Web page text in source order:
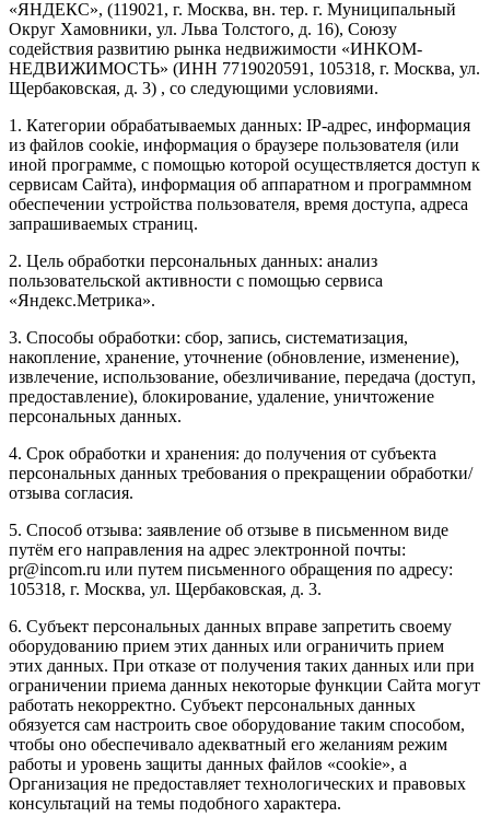
«ЯНДЕКС», (119021, г. Москва, вн. тер. г. Муниципальный
Округ Хамовники, ул. Льва Толстого, д. 16), Союзу
содействия развитию рынка недвижимости «ИНКОМ-
НЕДВИЖИМОСТЬ» (ИНН 7719020591, 105318, г. Москва, ул.
Щербаковская, д. 3) , со следующими условиями.
1. Категории обрабатываемых данных: IP-адрес, информация
из файлов cookie, информация о браузере пользователя (или
иной программе, с помощью которой осуществляется доступ к
сервисам Сайта), информация об аппаратном и программном
обеспечении устройства пользователя, время доступа, адреса
запрашиваемых страниц.
2. Цель обработки персональных данных: анализ
пользовательской активности с помощью сервиса
«Яндекс.Метрика».
3. Способы обработки: сбор, запись, систематизация,
накопление, хранение, уточнение (обновление, изменение),
извлечение, использование, обезличивание, передача (доступ,
предоставление), блокирование, удаление, уничтожение
персональных данных.
4. Срок обработки и хранения: до получения от субъекта
персональных данных требования о прекращении обработки/
отзыва согласия.
5. Способ отзыва: заявление об отзыве в письменном виде
путём его направления на адрес электронной почты:
pr@incom.ru или путем письменного обращения по адресу:
105318, г. Москва, ул. Щербаковская, д. 3.
6. Субъект персональных данных вправе запретить своему
оборудованию прием этих данных или ограничить прием
этих данных. При отказе от получения таких данных или при
ограничении приема данных некоторые функции Сайта могут
работать некорректно. Субъект персональных данных
обязуется сам настроить свое оборудование таким способом,
чтобы оно обеспечивало адекватный его желаниям режим
работы и уровень защиты данных файлов «cookie», а
Организация не предоставляет технологических и правовых
консультаций на темы подобного характера.